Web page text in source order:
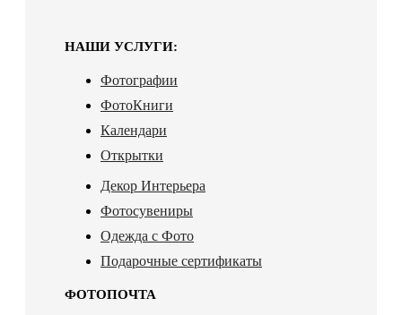
НАШИ УСЛУГИ:
Фотографии
ФотоКниги
Календари
Открытки
Декор Интерьера
Фотосувениры
Одежда с Фото
Подарочные сертификаты
ФОТОПОЧТА